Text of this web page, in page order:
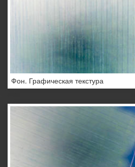
Фон. Графическая текстура